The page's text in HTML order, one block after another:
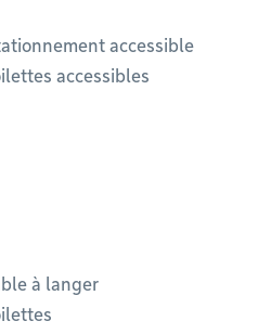
accessible
accessibles
à langer